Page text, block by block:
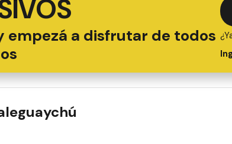
empezá a disfrutar de todos